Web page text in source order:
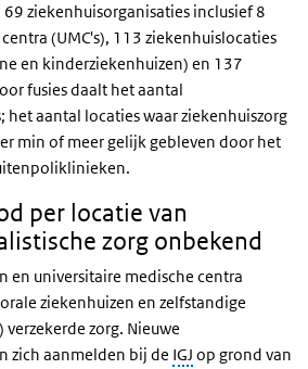
ziekenhuisorganisaties inclusief 8
(UMC's), 113 ziekenhuislocaties
en kinderziekenhuizen) en 137
fusies daalt het aantal
het aantal locaties waar ziekenhuiszorg
min of meer gelijk gebleven door het
per locatie van
zorg onbekend
en universitaire medische centra
ziekenhuizen en zelfstandige
verzekerde zorg. Nieuwe
zich aanmelden bij de IGJ op grond van